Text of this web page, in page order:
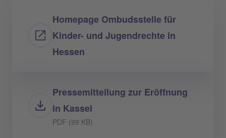
Homepage Ombudsstelle für
Kinder- und Jugendrechte in
Hessen
Pressemitteilung zur Eröffnung
in Kassel
PDF (99 KB)